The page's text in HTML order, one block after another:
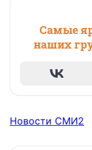
Самые
наших
Новости СМИ2